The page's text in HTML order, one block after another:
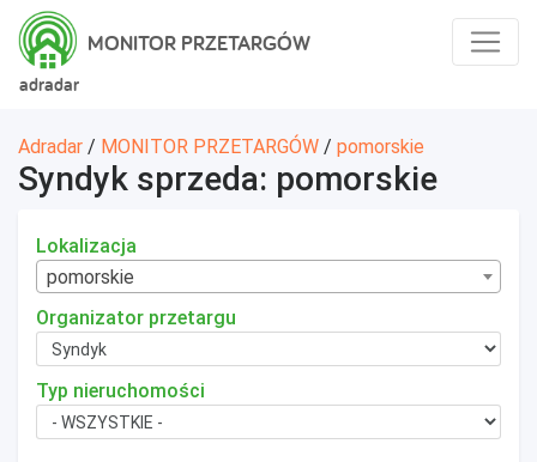
adradar
MONITOR PRZETARGÓW
Adradar / MONITOR PRZETARGÓW / pomorskie
Syndyk sprzeda: pomorskie
Lokalizacja
pomorskie
Organizator przetargu
Typ nieruchomości